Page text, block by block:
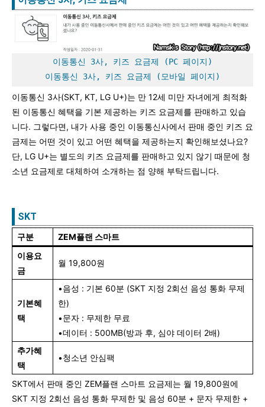
이동통신 3사, 키즈 요금제 (PC 페이지)
이동통신 3사, 키즈 요금제 (모바일 페이지)
이동통신 3사(SKT, KT, LG U+)는 만 12세 미만 자녀에게 최적화
된 이동통신 혜택을 기본 제공하는 키즈 요금제를 판매하고 있습
니다. 그렇다면, 내가 사용 중인 이동통신사에서 판매 중인 키즈 요
금제는 어떤 것이 있고 어떤 혜택을 제공하는지 확인해보셨나요?
단, LG U+는 별도의 키즈 요금제를 판매하고 있지 않기 때문에 청
소년 요금제로 대체하여 소개하는 점 양해 부탁드립니다.
SKT
구분
ZEM플랜 스마트
이용요
금
월 19,800원
기본혜
택
•음성 : 기본 60분 (SKT 지정 2회선 음성 통화 무제
한)
•문자 : 무제한 무료
•데이터 : 500MB(방과 후, 심야 데이터 2배)
추가혜
택
•청소년 안심팩
SKT에서 판매 중인 ZEM플랜 스마트 요금제는 월 19,800원에
SKT 지정 2회선 음성 통화 무제한 및 음성 60분 + 문자 무제한 +